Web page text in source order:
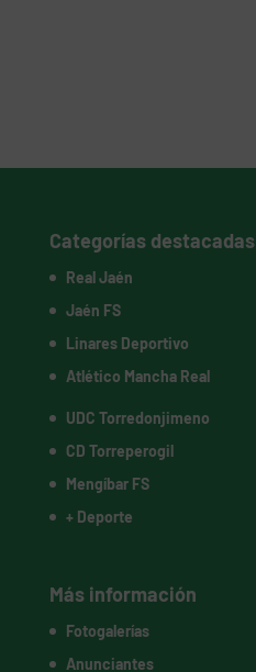
Categorías destacadas
Real Jaén
Jaén FS
Linares Deportivo
Atlético Mancha Real
UDC Torredonjimeno
CD Torreperogil
Mengíbar FS
+ Deporte
Más información
Fotogalerías
Anunciantes